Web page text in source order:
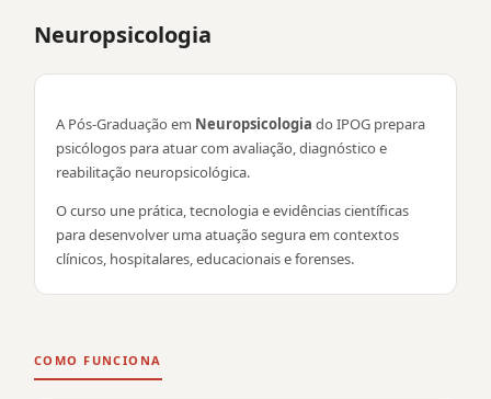
Neuropsicologia
A Pós-Graduação em Neuropsicologia do IPOG prepara
psicólogos para atuar com avaliação, diagnóstico e
reabilitação neuropsicológica.
O curso une prática, tecnologia e evidências científicas
para desenvolver uma atuação segura em contextos
clínicos, hospitalares, educacionais e forenses.
COMO FUNCIONA